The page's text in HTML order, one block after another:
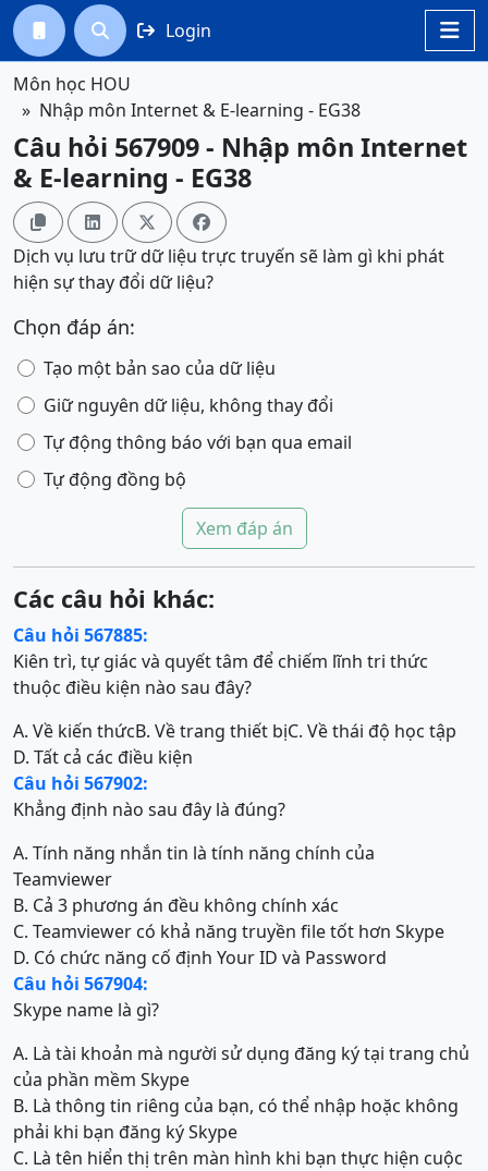

  Login
Môn học HOU
Nhập môn Internet & E-learning - EG38
Câu hỏi 567909 - Nhập môn Internet
& E-learning - EG38
   
Dịch vụ lưu trữ dữ liệu trực truyến sẽ làm gì khi phát
hiện sự thay đổi dữ liệu?
Chọn đáp án:
Tạo một bản sao của dữ liệu
Giữ nguyên dữ liệu, không thay đổi
Tự động thông báo với bạn qua email
Tự động đồng bộ
Xem đáp án
Các câu hỏi khác:
Câu hỏi 567885:
Kiên trì, tự giác và quyết tâm để chiếm lĩnh tri thức
thuộc điều kiện nào sau đây?
A. Về kiến thứcB. Về trang thiết bịC. Về thái độ học tập
D. Tất cả các điều kiện
Câu hỏi 567902:
Khẳng định nào sau đây là đúng?
A. Tính năng nhắn tin là tính năng chính của
Teamviewer
B. Cả 3 phương án đều không chính xác
C. Teamviewer có khả năng truyền file tốt hơn Skype
D. Có chức năng cố định Your ID và Password
Câu hỏi 567904:
Skype name là gì?
A. Là tài khoản mà người sử dụng đăng ký tại trang chủ
của phần mềm Skype
B. Là thông tin riêng của bạn, có thể nhập hoặc không
phải khi bạn đăng ký Skype
C. Là tên hiển thị trên màn hình khi bạn thực hiện cuộc